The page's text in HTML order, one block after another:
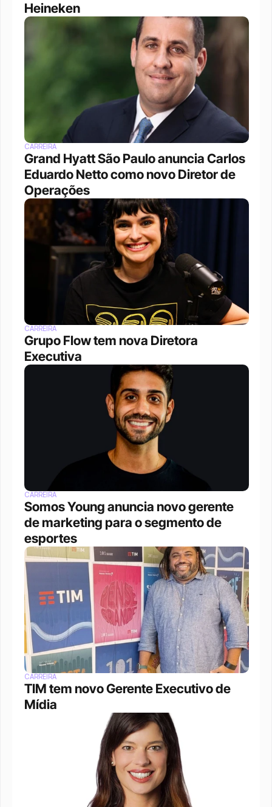
Heineken
CARREIRA
Grand Hyatt São Paulo anuncia Carlos
Eduardo Netto como novo Diretor de
Operações
CARREIRA
Grupo Flow tem nova Diretora
Executiva
CARREIRA
Somos Young anuncia novo gerente
de marketing para o segmento de
esportes
CARREIRA
TIM tem novo Gerente Executivo de
Mídia